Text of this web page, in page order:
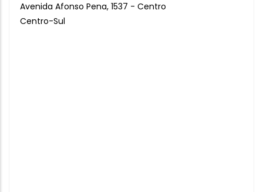
Avenida Afonso Pena, 1537 - Centro
Centro-Sul